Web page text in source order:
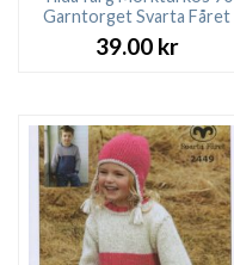
Garntorget Svarta Fåret
39.00 kr